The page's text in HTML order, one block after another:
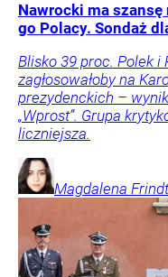
Nawrocki ma
go Polacy. Sondaż
Blisko 39 proc. Polek i
zagłosowałoby na
prezydenckich –
„Wprost”. Grupa
liczniejsza.
Magdalena Frindt